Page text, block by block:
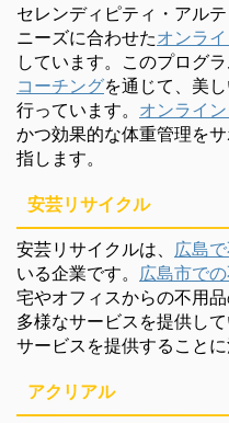
セレンディピティ・アル
ニーズに合わせたオンラ
しています。このプログラ
コーチングを通じて、美
行っています。 オンライ
かつ効果的な体重管理を
指します。
安芸リサイクル
安芸リサイクルは、 広島
いる企業です。 広島市で
宅やオフィスからの不用
多様なサービスを提供し
サービスを提供することに
アクリアル